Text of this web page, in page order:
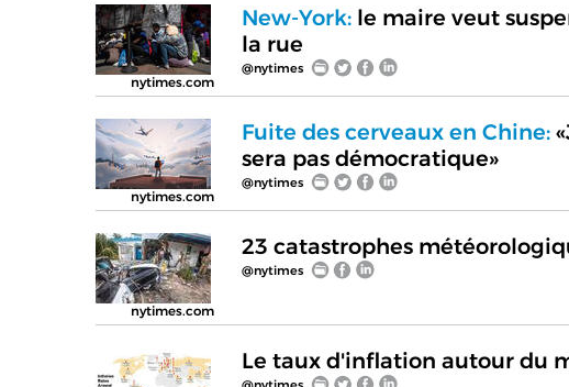
nytimes.com
New-York:le maire veut
la rue
@nytimes
nytimes.com
Fuite des cerveaux en Chine:
sera pas démocratique»
@nytimes
nytimes.com
23 catastrophes
@nytimes
Le taux d'inflation autour du